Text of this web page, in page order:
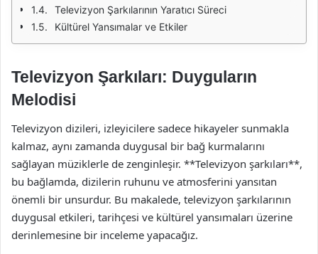
Televizyon Şarkılarının Yaratıcı Süreci
Kültürel Yansımalar ve Etkiler
Televizyon Şarkıları: Duyguların
Melodisi
Televizyon dizileri, izleyicilere sadece hikayeler sunmakla
kalmaz, aynı zamanda duygusal bir bağ kurmalarını
sağlayan müziklerle de zenginleşir. **Televizyon şarkıları**,
bu bağlamda, dizilerin ruhunu ve atmosferini yansıtan
önemli bir unsurdur. Bu makalede, televizyon şarkılarının
duygusal etkileri, tarihçesi ve kültürel yansımaları üzerine
derinlemesine bir inceleme yapacağız.